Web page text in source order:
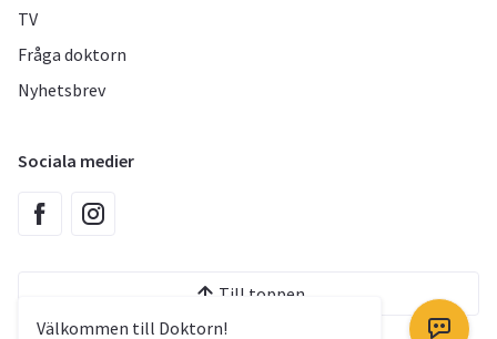
Välkommen till Doktorn!
TV
Fråga doktorn
Nyhetsbrev
Sociala medier
Till toppen